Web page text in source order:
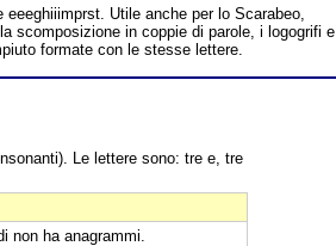
Utile anche per lo Scarabeo,
scomposizione in coppie di parole, i logogrifi e
formate con le stesse lettere.
Le lettere sono: tre e, tre
non ha anagrammi.